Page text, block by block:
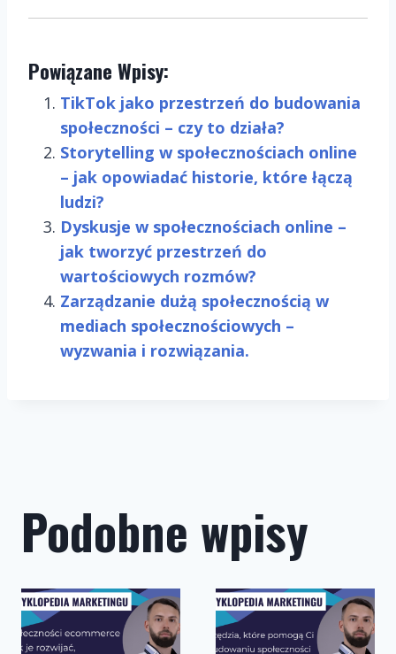
Powiązane Wpisy:
TikTok jako przestrzeń do budowania
społeczności – czy to działa?
Storytelling w społecznościach online
– jak opowiadać historie, które łączą
ludzi?
Dyskusje w społecznościach online –
jak tworzyć przestrzeń do
wartościowych rozmów?
Zarządzanie dużą społecznością w
mediach społecznościowych –
wyzwania i rozwiązania.
Podobne wpisy